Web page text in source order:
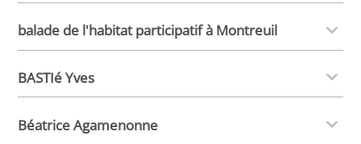
balade de l'habitat participatif à Montreuil
BASTIé Yves
Béatrice Agamenonne